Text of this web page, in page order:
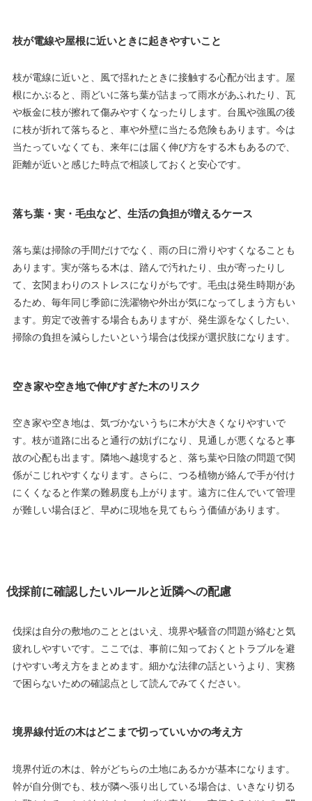
枝が電線や屋根に近いときに起きやすいこと
枝が電線に近いと、風で揺れたときに接触する心配が出ます。屋
根にかぶると、雨どいに落ち葉が詰まって雨水があふれたり、瓦
や板金に枝が擦れて傷みやすくなったりします。台風や強風の後
に枝が折れて落ちると、車や外壁に当たる危険もあります。今は
当たっていなくても、来年には届く伸び方をする木もあるので、
距離が近いと感じた時点で相談しておくと安心です。
落ち葉・実・毛虫など、生活の負担が増えるケース
落ち葉は掃除の手間だけでなく、雨の日に滑りやすくなることも
あります。実が落ちる木は、踏んで汚れたり、虫が寄ったりし
て、玄関まわりのストレスになりがちです。毛虫は発生時期があ
るため、毎年同じ季節に洗濯物や外出が気になってしまう方もい
ます。剪定で改善する場合もありますが、発生源をなくしたい、
掃除の負担を減らしたいという場合は伐採が選択肢になります。
空き家や空き地で伸びすぎた木のリスク
空き家や空き地は、気づかないうちに木が大きくなりやすいで
す。枝が道路に出ると通行の妨げになり、見通しが悪くなると事
故の心配も出ます。隣地へ越境すると、落ち葉や日陰の問題で関
係がこじれやすくなります。さらに、つる植物が絡んで手が付け
にくくなると作業の難易度も上がります。遠方に住んでいて管理
が難しい場合ほど、早めに現地を見てもらう価値があります。
伐採前に確認したいルールと近隣への配慮
伐採は自分の敷地のこととはいえ、境界や騒音の問題が絡むと気
疲れしやすいです。ここでは、事前に知っておくとトラブルを避
けやすい考え方をまとめます。細かな法律の話というより、実務
で困らないための確認点として読んでみてください。
境界線付近の木はどこまで切っていいかの考え方
境界付近の木は、幹がどちらの土地にあるかが基本になります。
幹が自分側でも、枝が隣へ張り出している場合は、いきなり切る